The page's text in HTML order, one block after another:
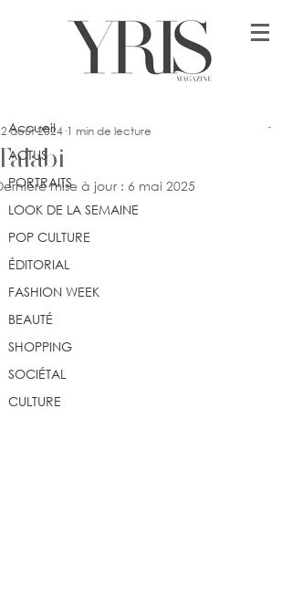
Accueil
ACTUS
PORTRAITS
LOOK DE LA SEMAINE
POP CULTURE
ÉDITORIAL
FASHION WEEK
BEAUTÉ
SHOPPING
SOCIÉTAL
CULTURE
août 2024 1 min de lecture
mise à jour : 6 mai 2025